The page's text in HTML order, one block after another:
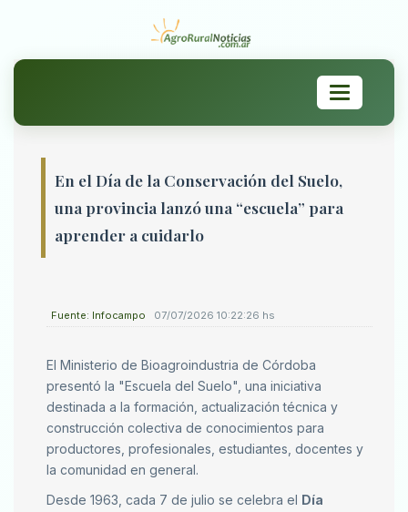
Toggle
navigation
En el Día de la Conservación del Suelo,
una provincia lanzó una “escuela” para
aprender a cuidarlo
Fuente: Infocampo 07/07/2026 10:22:26 hs
El Ministerio de Bioagroindustria de Córdoba
presentó la "Escuela del Suelo", una iniciativa
destinada a la formación, actualización técnica y
construcción colectiva de conocimientos para
productores, profesionales, estudiantes, docentes y
la comunidad en general.
Desde 1963, cada 7 de julio se celebra el Día